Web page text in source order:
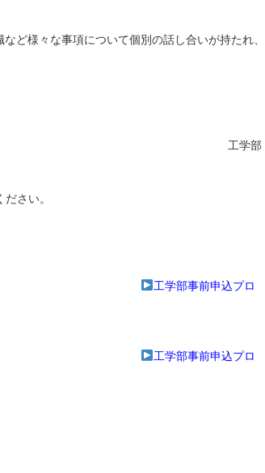
ど様々な事項について個別の話し合いが持たれ、
催します。 工学部
さい。
工学部事前申込プロ
工学部事前申込プロ